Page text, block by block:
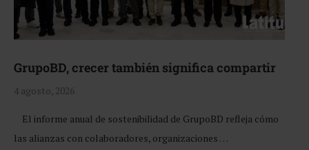
GrupoBD, crecer también significa compartir
4 agosto, 2026
El informe anual de sostenibilidad de GrupoBD refleja cómo
las alianzas con colaboradores, organizaciones …